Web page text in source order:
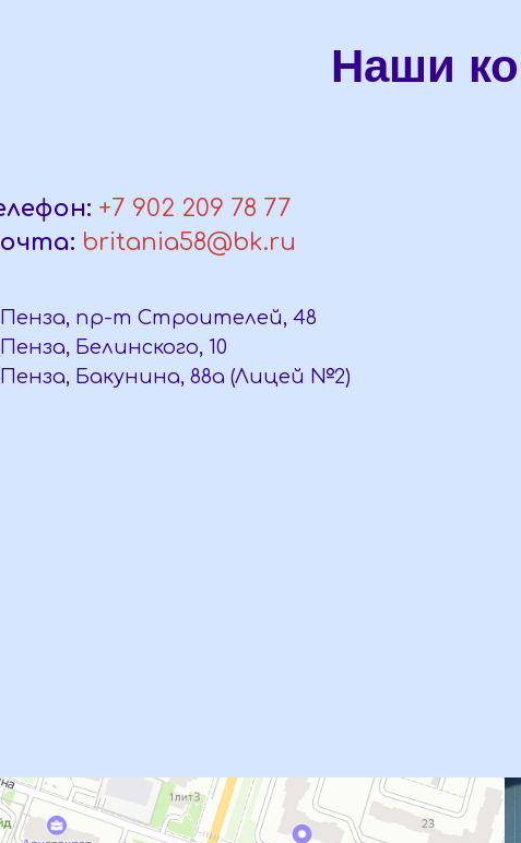
Наши
+7 902 209 78 77
britania58@bk.ru
Пенза, пр-т Строителей, 48
Белинского, 10
Пенза, Бакунина, 88а (Лицей №2)